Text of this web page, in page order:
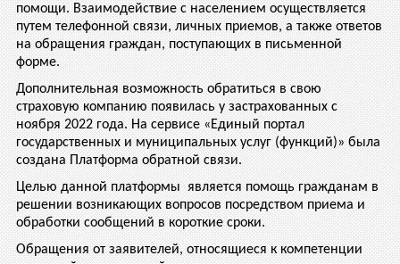
помощи. Взаимодействие с населением осуществляется
путем телефонной связи, личных приемов, а также ответов
на обращения граждан, поступающих в письменной
форме.
Дополнительная возможность обратиться в свою
страховую компанию появилась у застрахованных с
ноября 2022 года. На сервисе «Единый портал
государственных и муниципальных услуг (функций)» была
создана Платформа обратной связи.
Целью данной платформы является помощь гражданам в
решении возникающих вопросов посредством приема и
обработки сообщений в короткие сроки.
Обращения от заявителей, относящиеся к компетенции